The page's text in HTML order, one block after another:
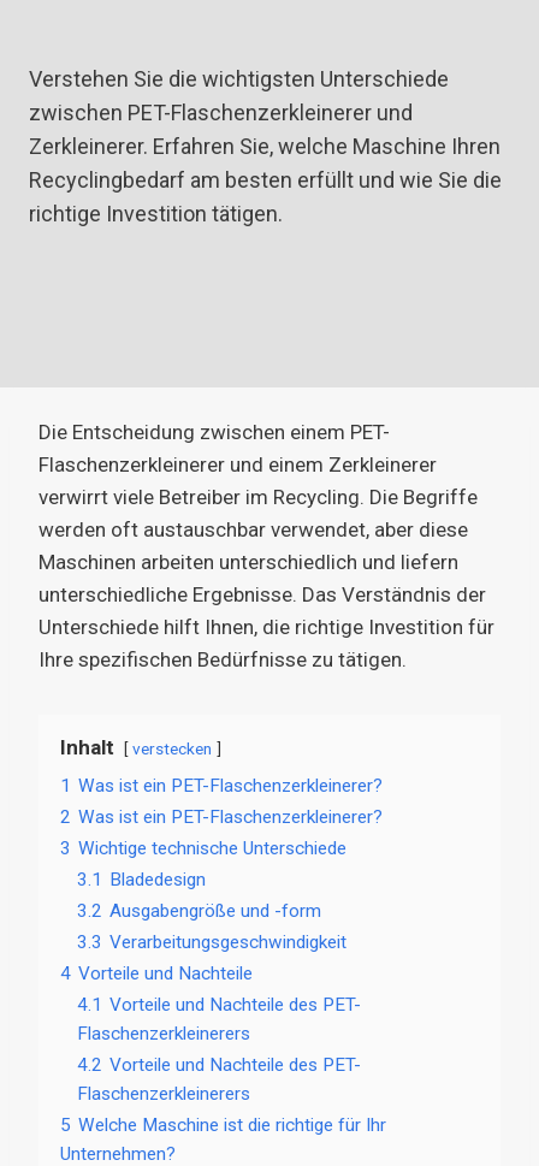
Verstehen Sie die wichtigsten Unterschiede
zwischen PET-Flaschenzerkleinerer und
Zerkleinerer. Erfahren Sie, welche Maschine Ihren
Recyclingbedarf am besten erfüllt und wie Sie die
richtige Investition tätigen.
Die Entscheidung zwischen einem PET-
Flaschenzerkleinerer und einem Zerkleinerer
verwirrt viele Betreiber im Recycling. Die Begriffe
werden oft austauschbar verwendet, aber diese
Maschinen arbeiten unterschiedlich und liefern
unterschiedliche Ergebnisse. Das Verständnis der
Unterschiede hilft Ihnen, die richtige Investition für
Ihre spezifischen Bedürfnisse zu tätigen.
Inhalt verstecken
1 Was ist ein PET-Flaschenzerkleinerer?
2 Was ist ein PET-Flaschenzerkleinerer?
3 Wichtige technische Unterschiede
3.1 Bladedesign
3.2 Ausgabengröße und -form
3.3 Verarbeitungsgeschwindigkeit
4 Vorteile und Nachteile
4.1 Vorteile und Nachteile des PET-
Flaschenzerkleinerers
4.2 Vorteile und Nachteile des PET-
Flaschenzerkleinerers
5 Welche Maschine ist die richtige für Ihr
Unternehmen?